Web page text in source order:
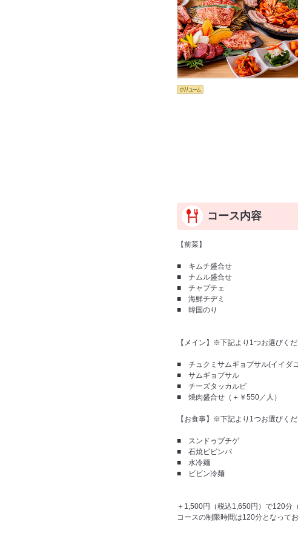
コース内容
【前菜】
■ キムチ盛合せ
■ ナムル盛合せ
■ チャプチェ
■ 海鮮チヂミ
■ 韓国のり
【メイン】※下記より1つお選びく
■ チュクミサムギョプサル(イイダ
■ サムギョプサル
■ チーズタッカルビ
■ 焼肉盛合せ（＋￥550／人）
【お食事】※下記より1つお選びく
■ スンドゥブチゲ
■ 石焼ビビンバ
■ 水冷麺
■ ビビン冷麺
＋1,500円（税込1,650円）で120分
コースの制限時間は120分となってお